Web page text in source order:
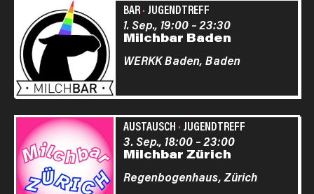
BAR· JUGENDTREFF
Milchbar Baden
1. Sep., 19:00–23:30
WERKK Baden, Baden
AUSTAUSCH · JUGENDTREFF
Milchbar Zürich
3. Sep., 18:00–23:00
Regenbogenhaus, Zürich